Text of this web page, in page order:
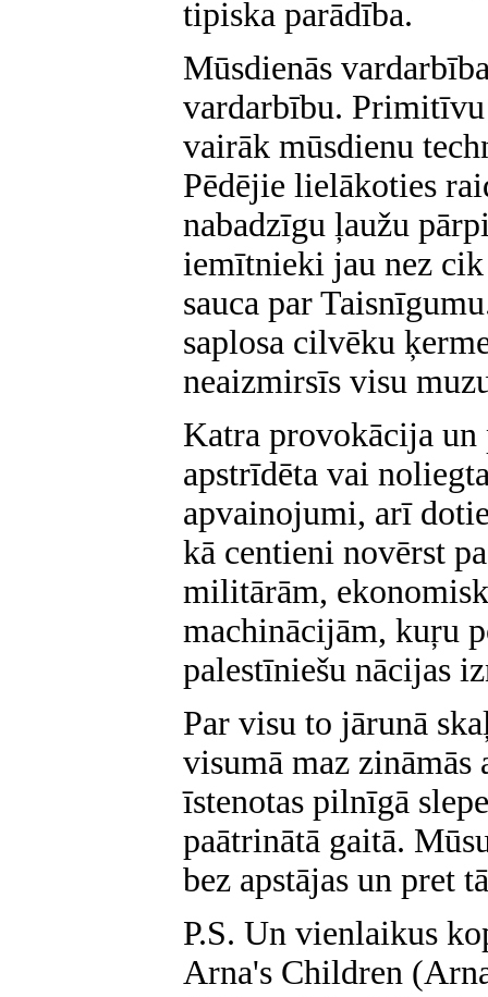
tipiska parādība.
Mūsdienās
vardarbību.
vairāk mūsdienu
Pēdējie lielākoties
nabadzīgu ļaužu
iemītnieki jau nez
sauca par
saplosa cilvēku
neaizmirsīs visu
Katra provokācija
apstrīdēta vai
apvainojumi, arī
kā centieni novērst
militārām,
machinācijām, kuŗu
palestīniešu nācijas
Par visu to jārunā
visumā maz
īstenotas pilnīgā
paātrinātā gaitā.
bez apstājas un pret
P.S. Un vienlaikus
Arna's Children